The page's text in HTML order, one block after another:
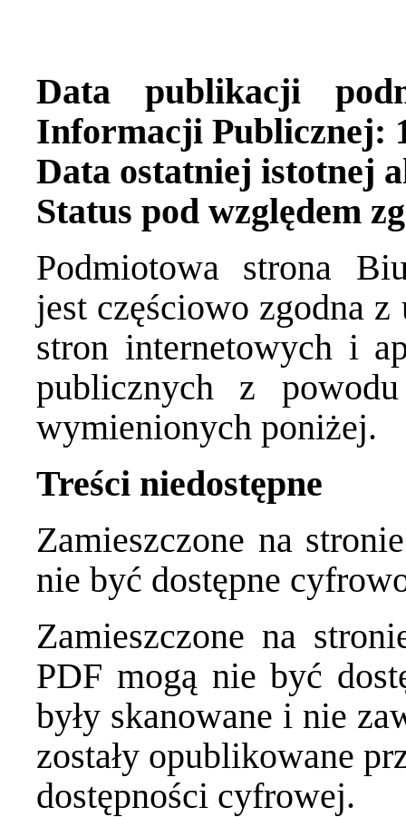
Data publikacji
Informacji Publicznej:
Data ostatniej istotnej
Status pod względem
Podmiotowa strona
jest częściowo zgodna
stron internetowych i
publicznych z
wymienionych poniżej.
Treści niedostępne
Zamieszczone na
nie być dostępne
Zamieszczone na
PDF mogą nie być
były skanowane i nie
zostały opublikowane
dostępności cyfrowej.